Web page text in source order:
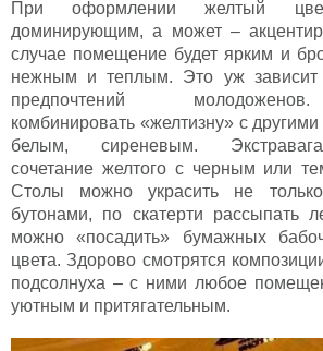
При оформлении желтый
доминирующим, а может –
случае помещение будет ярким и
нежным и теплым. Это уж зависит
предпочтений
комбинировать «желтизну» с
белым, сиреневым.
сочетание желтого с черным или
Столы можно украсить не
бутонами, по скатерти рассыпать
можно «посадить» бумажных
цвета. Здорово смотрятся
подсолнуха – с ними любое
уютным и притягательным.